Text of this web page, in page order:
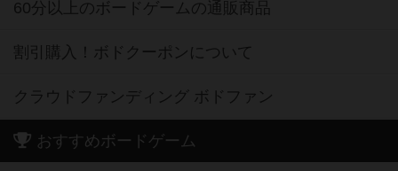
60分以上のボードゲームの通販商品
割引購入！ボドクーポンについて
クラウドファンディング ボドファン
おすすめボードゲーム